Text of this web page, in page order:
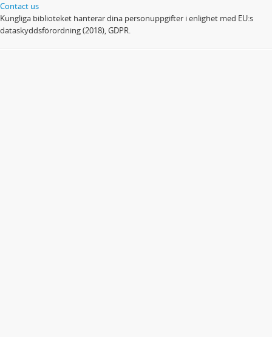
Contact us
Kungliga biblioteket hanterar dina personuppgifter i enlighet med EU:s
dataskyddsförordning (2018), GDPR.